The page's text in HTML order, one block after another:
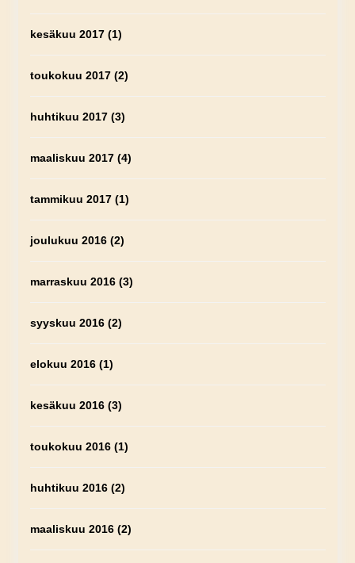
kesäkuu 2017(1)
toukokuu 2017(2)
huhtikuu 2017(3)
maaliskuu 2017(4)
tammikuu 2017(1)
joulukuu 2016(2)
marraskuu 2016(3)
syyskuu 2016(2)
elokuu 2016(1)
kesäkuu 2016(3)
toukokuu 2016(1)
huhtikuu 2016(2)
maaliskuu 2016(2)